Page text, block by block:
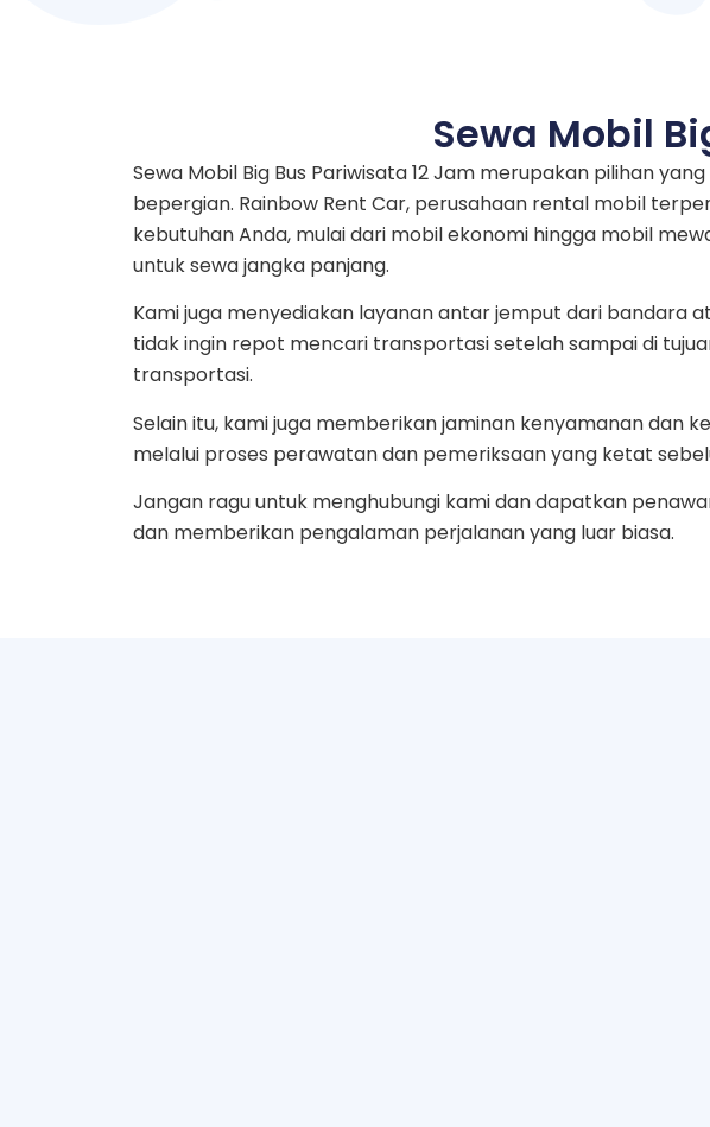
Sewa Mobil
Sewa Mobil Big Bus Pariwisata 12 Jam merupakan pilihan
bepergian. Rainbow Rent Car, perusahaan rental mobil
kebutuhan Anda, mulai dari mobil ekonomi hingga mobil
untuk sewa jangka panjang.
Kami juga menyediakan layanan antar jemput dari bandara
tidak ingin repot mencari transportasi setelah sampai di
transportasi.
Selain itu, kami juga memberikan jaminan kenyamanan dan
melalui proses perawatan dan pemeriksaan yang ketat
Jangan ragu untuk menghubungi kami dan dapatkan
dan memberikan pengalaman perjalanan yang luar biasa.